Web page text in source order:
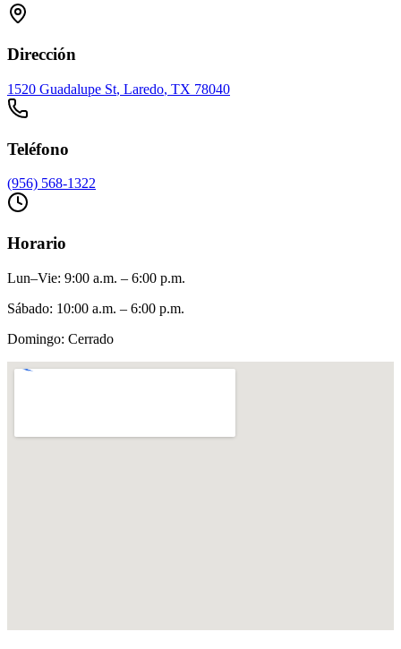
Dirección
1520 Guadalupe St, Laredo, TX 78040
Teléfono
(956) 568-1322
Horario
Lun–Vie: 9:00 a.m. – 6:00 p.m.
Sábado: 10:00 a.m. – 6:00 p.m.
Domingo: Cerrado